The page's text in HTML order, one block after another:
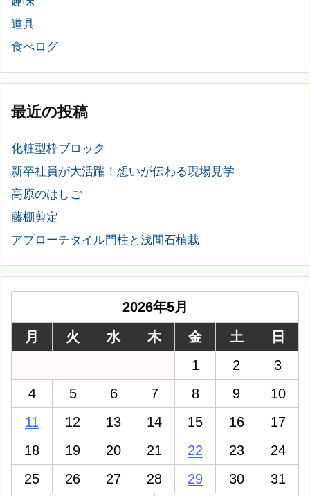
道具
食べログ
最近の投稿
化粧型枠ブロック
新卒社員が大活躍！想いが伝わる現場見学
高原のはしご
藤棚剪定
アプローチタイル門柱と浅間石植栽
2026年5月
月
火 水 木 金 土
日
1
2
3
4
5 6 7 8 9
10
11
12 13 14 15 16
17
18
19 20 21 22 23
24
25
26 27 28 29 30 31